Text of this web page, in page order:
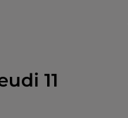
11